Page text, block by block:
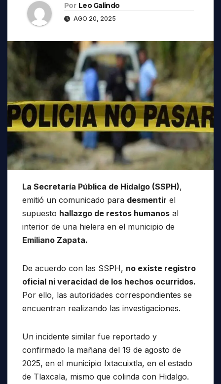
Por Leo Galindo
AGO 20, 2025
La Secretaría Pública de Hidalgo (SSPH),
emitió un comunicado para desmentir el
supuesto hallazgo de restos humanos al
interior de una hielera en el municipio de
Emiliano Zapata.
De acuerdo con las SSPH, no existe registro
oficial ni veracidad de los hechos ocurridos.
Por ello, las autoridades correspondientes se
encuentran realizando las investigaciones.
Un incidente similar fue reportado y
confirmado la mañana del 19 de agosto de
2025, en el municipio Ixtacuixtla, en el estado
de Tlaxcala, mismo que colinda con Hidalgo.